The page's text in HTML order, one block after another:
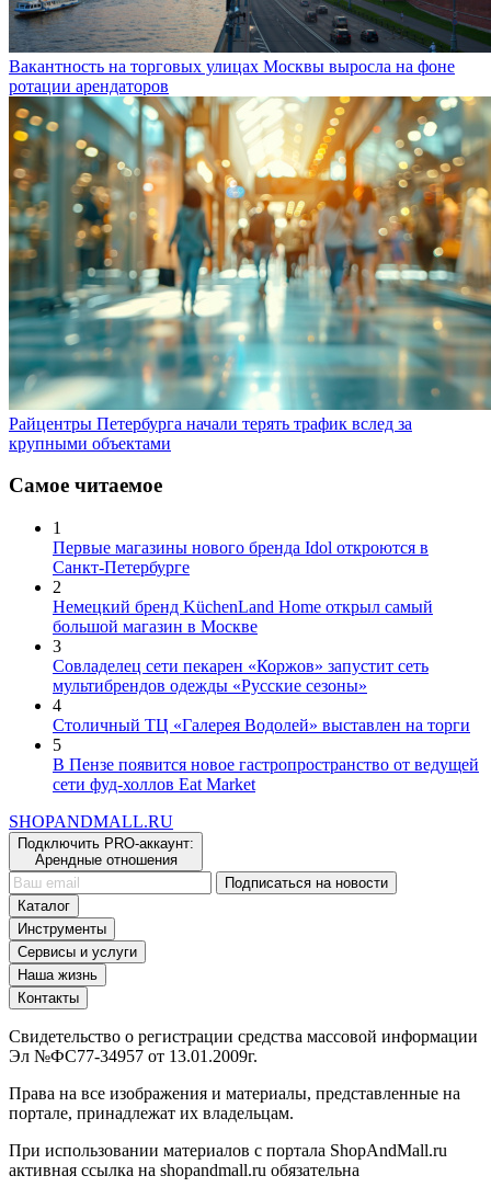
Вакантность на торговых улицах Москвы выросла на фоне
ротации арендаторов
Райцентры Петербурга начали терять трафик вслед за
крупными объектами
Первые магазины нового бренда Idol откроются в
Санкт-Петербурге
2
Немецкий бренд KüchenLand Home открыл самый
большой магазин в Москве
3
Совладелец сети пекарен «Коржов» запустит сеть
мультибрендов одежды «Русские сезоны»
4
Столичный ТЦ «Галерея Водолей» выставлен на торги
5
В Пензе появится новое гастропространство от ведущей
сети фуд-холлов Eat Market
Подключить PRO-аккаунт:
Арендные отношения
Каталог
Инструменты
Сервисы и услуги
Наша жизнь
Контакты
Эл №ФС77-34957 от 13.01.2009г.
портале, принадлежат их владельцам.
активная ссылка на shopandmall.ru обязательна